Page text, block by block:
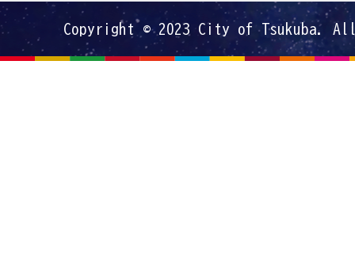
Copyright © 2023 City of Tsukuba.